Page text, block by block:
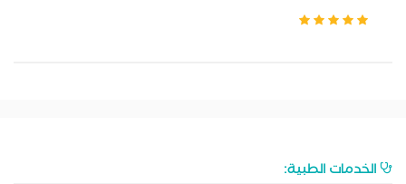
الخدمات الطبية: